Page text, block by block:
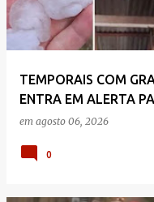
TEMPORAIS COM
ENTRA EM ALERTA
em agosto 06, 2026
0